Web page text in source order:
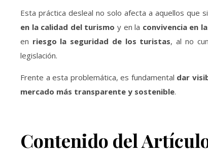
Esta práctica desleal no solo afecta a aquellos que
en la calidad del turismo y en la convivencia en
en riesgo la seguridad de los turistas, al no
legislación.
Frente a esta problemática, es fundamental dar
mercado más transparente y sostenible.
Contenido del